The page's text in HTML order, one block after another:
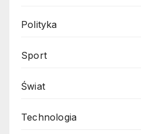
Polityka
Sport
Świat
Technologia